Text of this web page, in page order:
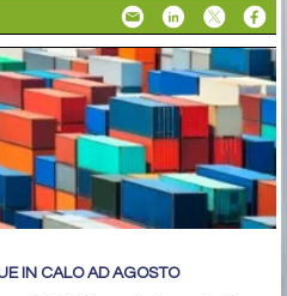
IN CALO AD AGOSTO